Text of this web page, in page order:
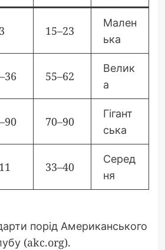
15–23
Мален
ька
55–62
Велик
а
70–90
Гігант
ська
33–40
Серед
ня
порід Американського
(akc.org).